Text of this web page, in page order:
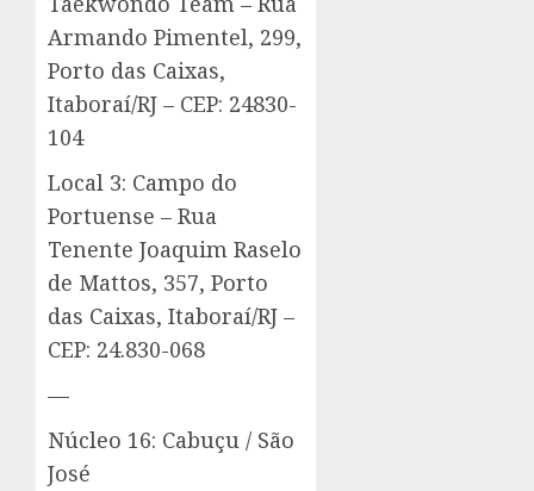
Armando Pimentel, 299,
Porto das Caixas,
Itaboraí/RJ – CEP: 24830-
104
Local 3: Campo do
Portuense – Rua
Tenente Joaquim Raselo
de Mattos, 357, Porto
das Caixas, Itaboraí/RJ –
CEP: 24.830-068
—
Núcleo 16: Cabuçu / São
José